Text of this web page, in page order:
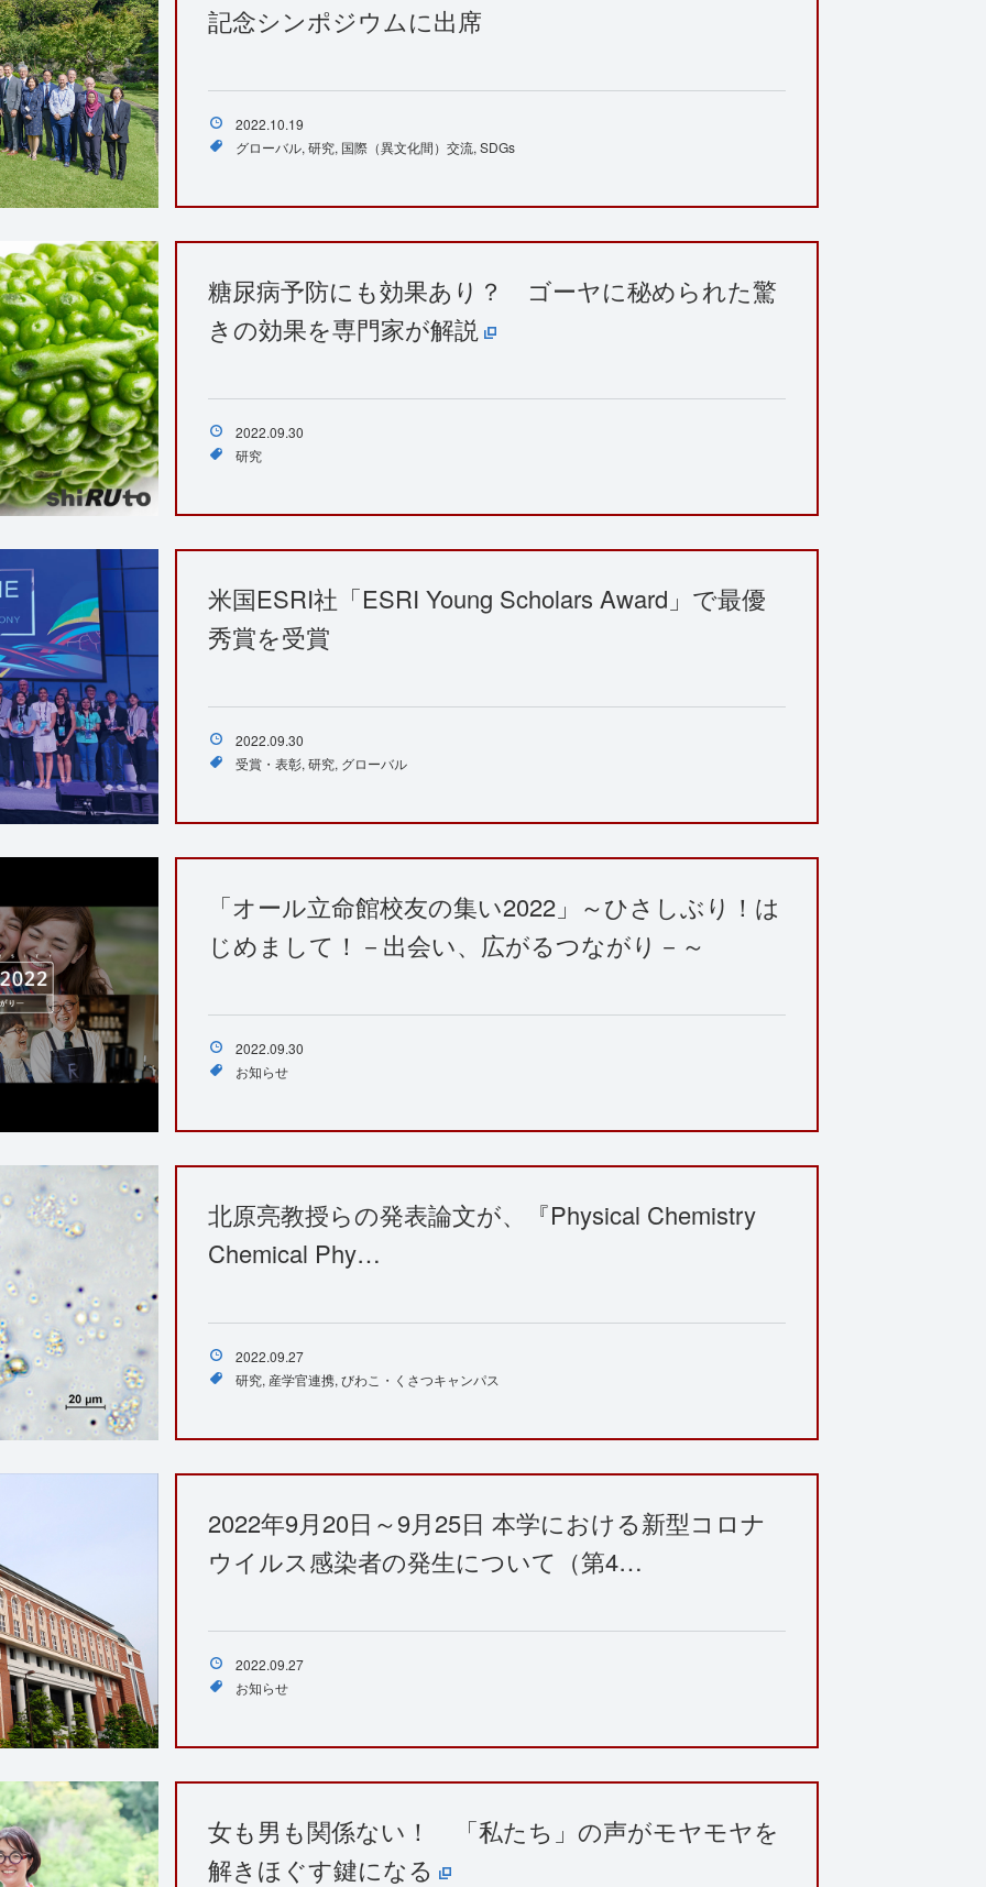
記念シンポジウムに出席
2022.10.19
グローバル 研究 国際（異文化間）交流 SDGs
糖尿病予防にも効果あり？ ゴーヤに秘められた驚
きの効果を専門家が解説
2022.09.30
研究
米国ESRI社「ESRI Young Scholars Award」で最優
秀賞を受賞
2022.09.30
受賞・表彰 研究 グローバル
「オール立命館校友の集い2022」～ひさしぶり！は
じめまして！－出会い、広がるつながり－～
2022.09.30
お知らせ
北原亮教授らの発表論文が、『Physical Chemistry
Chemical Phy…
2022.09.27
研究 産学官連携 びわこ・くさつキャンパス
2022年9月20日～9月25日 本学における新型コロナ
ウイルス感染者の発生について（第4…
2022.09.27
お知らせ
女も男も関係ない！ 「私たち」の声がモヤモヤを
解きほぐす鍵になる